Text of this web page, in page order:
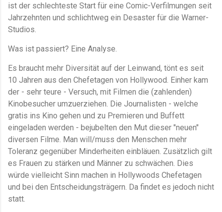
ist der schlechteste Start für eine Comic-Verfilmungen seit
Jahrzehnten und schlichtweg ein Desaster für die Warner-
Studios.
Was ist passiert? Eine Analyse.
Es braucht mehr Diversität auf der Leinwand, tönt es seit
10 Jahren aus den Chefetagen von Hollywood. Einher kam
der - sehr teure - Versuch, mit Filmen die (zahlenden)
Kinobesucher umzuerziehen. Die Journalisten - welche
gratis ins Kino gehen und zu Premieren und Buffett
eingeladen werden - bejubelten den Mut dieser "neuen"
diversen Filme. Man will/muss den Menschen mehr
Toleranz gegenüber Minderheiten einbläuen. Zusätzlich gilt
es Frauen zu stärken und Männer zu schwächen. Dies
würde vielleicht Sinn machen in Hollywoods Chefetagen
und bei den Entscheidungsträgern. Da findet es jedoch nicht
statt.